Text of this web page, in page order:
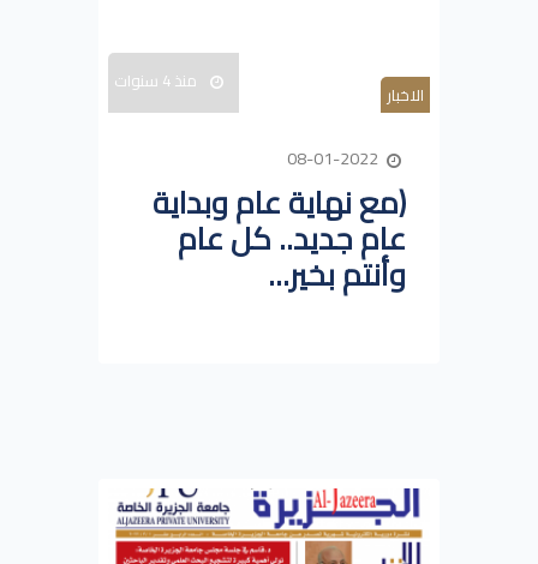
الاخبار منذ 4 سنوات
(مع نهاية عام وبداية
عام جديد.. كل عام
وأنتم بخير...